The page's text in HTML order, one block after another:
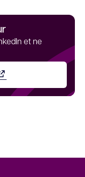
et ne
un nouvel onglet